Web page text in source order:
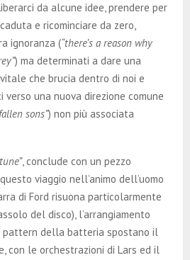
da alcune idee, prendere per
e ricominciare da zero,
ignoranza (“there’s a reason why
) ma determinati a dare una
che brucia dentro di noi e
verso una nuova direzione comune
sons”) non più associata
, conclude con un pezzo
viaggio nell’animo dell’uomo
di Ford risuona particolarmente
del disco), l’arrangiamento
pattern della batteria spostano il
con le orchestrazioni di Lars ed il